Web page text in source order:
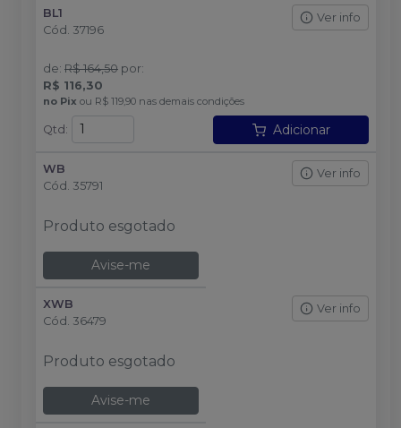
BL1
Cód. 37196
Ver info
de: R$ 164,50 por:
R$ 116,30
no Pix ou R$ 119,90 nas demais condições
Qtd : Adicionar
WB
Cód. 35791
Ver info
Produto esgotado
Avise-me
XWB
Cód. 36479
Ver info
Produto esgotado
Avise-me